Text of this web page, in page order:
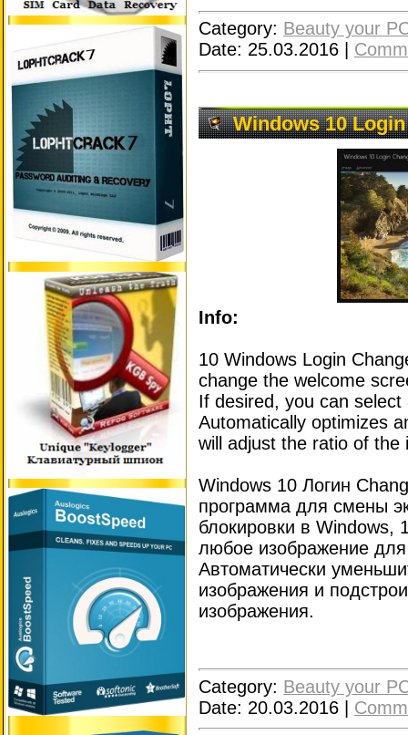
Category: Beauty your
Date: 25.03.2016
Windows 10
Info:
10 Windows Login
change the welcome
If desired, you can
Automatically optimizes
will adjust the ratio of the
Windows 10 Логин
программа для смены
блокировки в
любое изображение
Автоматически
изображения и
изображения.
Category: Beauty your
Date: 20.03.2016